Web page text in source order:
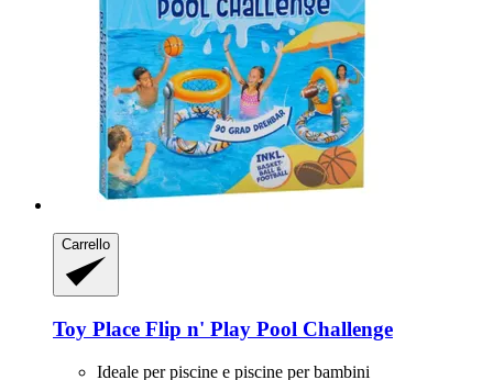
Carrello
Toy Place Flip n' Play Pool Challenge
Ideale per piscine e piscine per bambini